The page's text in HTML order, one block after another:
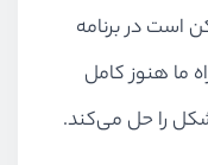
است در برنامه
ما هنوز کامل
را حل می‌کند.